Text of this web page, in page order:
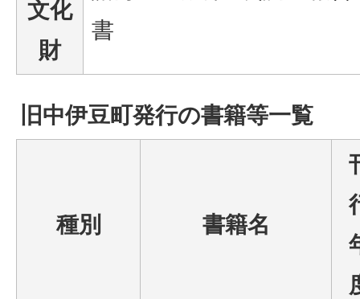
文化
財
書
旧中伊豆町発行の書籍等一覧
種別 書籍名